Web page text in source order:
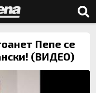
Пепе се
(ВИДЕО)